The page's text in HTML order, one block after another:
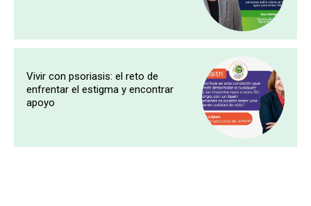
Vivir con psoriasis: el reto de
enfrentar el estigma y encontrar
apoyo